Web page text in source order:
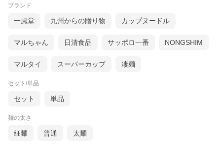
ブランド
一風堂 九州からの贈り物 カップヌードル
マルちゃん 日清食品 サッポロ一番 NONGSHIM
マルタイ スーパーカップ 凄麺
セット/単品
セット 単品
麺の太さ
細麺 普通 太麺